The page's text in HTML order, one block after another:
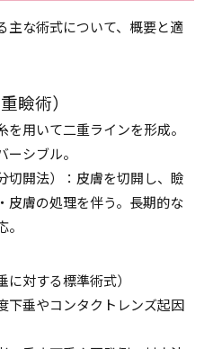
主な術式について、概要と適
瞼術）
を用いて二重ラインを形成。
シブル。
切開法）：皮膚を切開し、瞼
皮膚の処理を伴う。長期的な
に対する標準術式）
下垂やコンタクトレンズ起因